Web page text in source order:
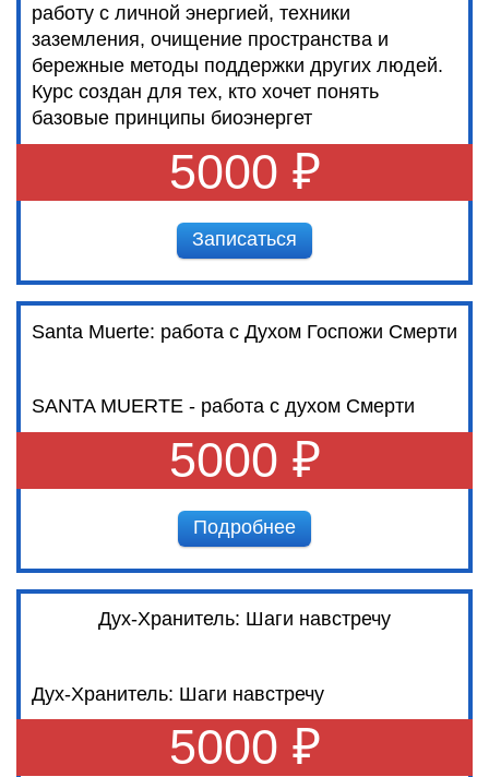
работу с личной энергией, техники
заземления, очищение пространства и
бережные методы поддержки других людей.
Курс создан для тех, кто хочет понять
базовые принципы биоэнергет
5000 ₽
Записаться
Santa Muerte: работа с Духом Госпожи Смерти
SANTA MUERTE - работа с духом Смерти
5000 ₽
Подробнее
Дух-Хранитель: Шаги навстречу
Дух-Хранитель: Шаги навстречу
5000 ₽